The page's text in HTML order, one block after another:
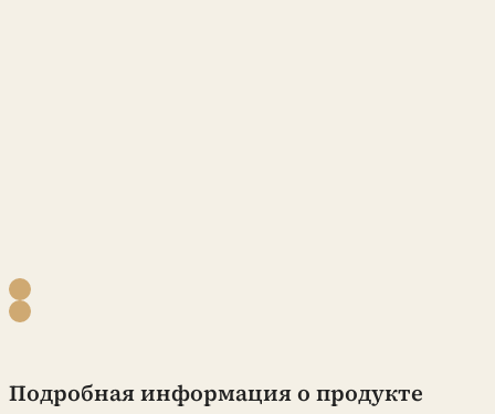
Подробная информация о продукте